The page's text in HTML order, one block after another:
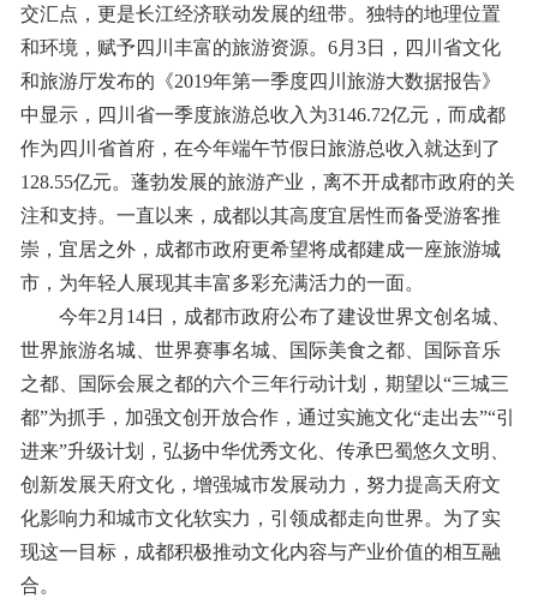
交汇点，更是长江经济联动发展的纽带。独特的地理位置
和环境，赋予四川丰富的旅游资源。6月3日，四川省文化
和旅游厅发布的《2019年第一季度四川旅游大数据报告》
中显示，四川省一季度旅游总收入为3146.72亿元，而成都
作为四川省首府，在今年端午节假日旅游总收入就达到了
128.55亿元。蓬勃发展的旅游产业，离不开成都市政府的关
注和支持。一直以来，成都以其高度宜居性而备受游客推
崇，宜居之外，成都市政府更希望将成都建成一座旅游城
市，为年轻人展现其丰富多彩充满活力的一面。
今年2月14日，成都市政府公布了建设世界文创名城、
世界旅游名城、世界赛事名城、国际美食之都、国际音乐
之都、国际会展之都的六个三年行动计划，期望以“三城三
都”为抓手，加强文创开放合作，通过实施文化“走出去”“引
进来”升级计划，弘扬中华优秀文化、传承巴蜀悠久文明、
创新发展天府文化，增强城市发展动力，努力提高天府文
化影响力和城市文化软实力，引领成都走向世界。为了实
现这一目标，成都积极推动文化内容与产业价值的相互融
合。